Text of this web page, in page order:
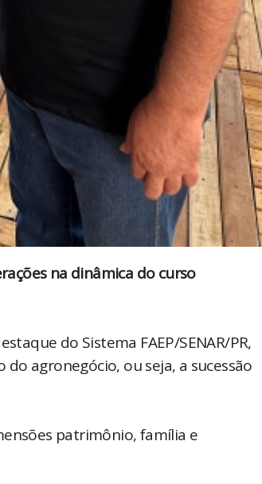
na dinâmica do curso
do Sistema FAEP/SENAR/PR,
agronegócio, ou seja, a sucessão
patrimônio, família e